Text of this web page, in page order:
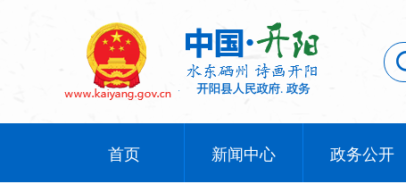
首页 新闻中心 政务公开